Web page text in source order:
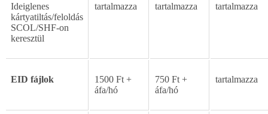
Ideiglenes
kártyatiltás/feloldás
SCOL/SHF-on
keresztül
tartalmazza tartalmazza tartalmazza
EID fájlok 1500 Ft +
áfa/hó
750 Ft +
áfa/hó
tartalmazza